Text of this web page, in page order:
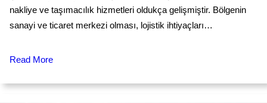
nakliye ve taşımacılık hizmetleri oldukça gelişmiştir. Bölgenin
sanayi ve ticaret merkezi olması, lojistik ihtiyaçları…
Read More